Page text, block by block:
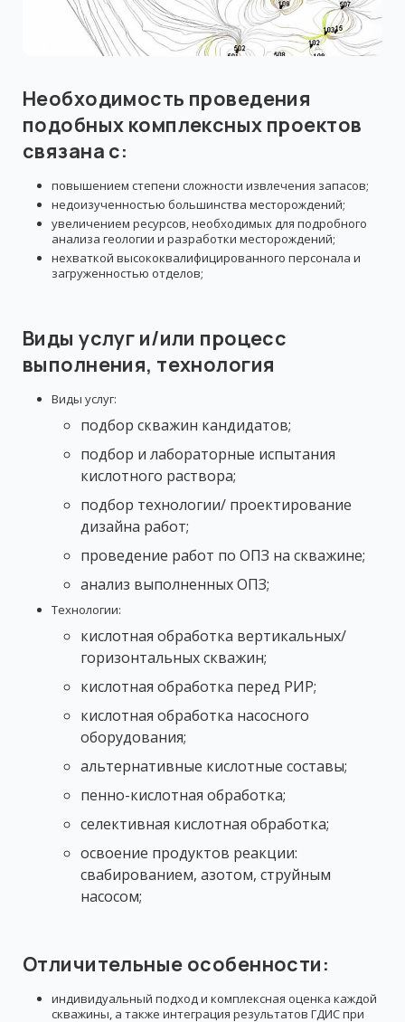
Необходимость проведения
подобных комплексных проектов
связана с:
повышением степени сложности извлечения запасов;
недоизученностью большинства месторождений;
увеличением ресурсов, необходимых для подробного
анализа геологии и разработки месторождений;
нехваткой высококвалифицированного персонала и
загруженностью отделов;
Виды услуг и/или процесс
выполнения, технология
Виды услуг:
подбор скважин кандидатов;
подбор и лабораторные испытания
кислотного раствора;
подбор технологии/ проектирование
дизайна работ;
проведение работ по ОПЗ на скважине;
анализ выполненных ОПЗ;
Технологии:
кислотная обработка вертикальных/
горизонтальных скважин;
кислотная обработка перед РИР;
кислотная обработка насосного
оборудования;
альтернативные кислотные составы;
пенно-кислотная обработка;
селективная кислотная обработка;
освоение продуктов реакции:
свабированием, азотом, струйным
насосом;
Отличительные особенности:
индивидуальный подход и комплексная оценка каждой
скважины, а также интеграция результатов ГДИС при